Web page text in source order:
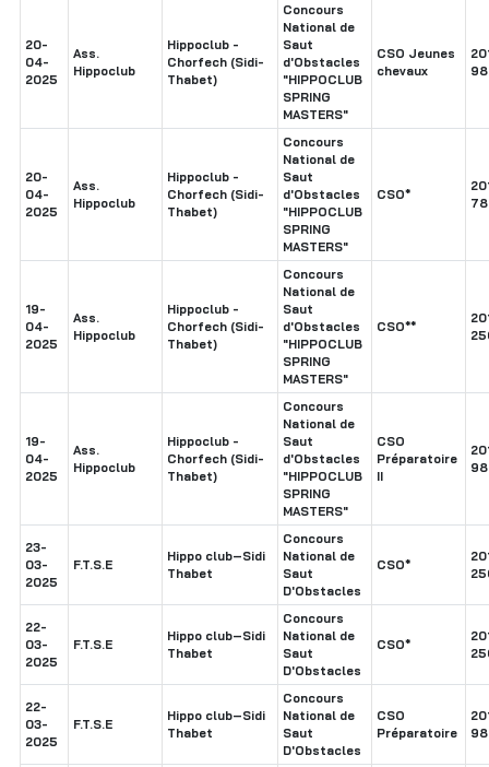
20-
04-
2025
Ass.
Hippoclub
Hippoclub -
Chorfech (Sidi-
Thabet)
Concours
National de
Saut
d'Obstacles
"HIPPOCLUB
SPRING
MASTERS"
CSO Jeunes
chevaux
20-
04-
2025
Ass.
Hippoclub
Hippoclub -
Chorfech (Sidi-
Thabet)
Concours
National de
Saut
d'Obstacles
"HIPPOCLUB
SPRING
MASTERS"
CSO*
19-
04-
2025
Ass.
Hippoclub
Hippoclub -
Chorfech (Sidi-
Thabet)
Concours
National de
Saut
d'Obstacles
"HIPPOCLUB
SPRING
MASTERS"
CSO**
19-
04-
2025
Ass.
Hippoclub
Hippoclub -
Chorfech (Sidi-
Thabet)
Concours
National de
Saut
d'Obstacles
"HIPPOCLUB
SPRING
MASTERS"
CSO
Préparatoire
II
23-
03-
2025
F.T.S.E
Hippo club–Sidi
Thabet
Concours
National de
Saut
D'Obstacles
CSO*
22-
03-
2025
F.T.S.E
Hippo club–Sidi
Thabet
Concours
National de
Saut
D'Obstacles
CSO*
22-
03-
2025
F.T.S.E
Hippo club–Sidi
Thabet
Concours
National de
Saut
D'Obstacles
CSO
Préparatoire